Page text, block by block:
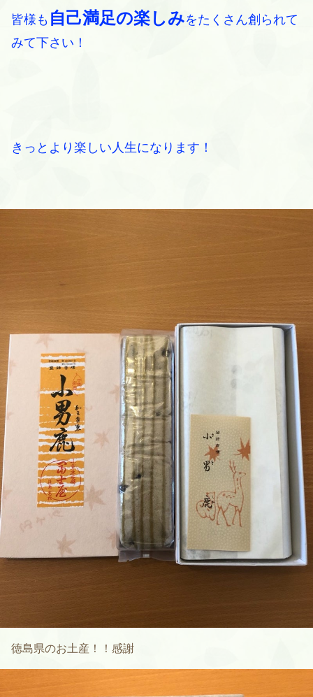
皆様も 自己満足の楽しみをたくさん創られて
みて下さい！
きっとより楽しい人生になります！
徳島県のお土産！！感謝